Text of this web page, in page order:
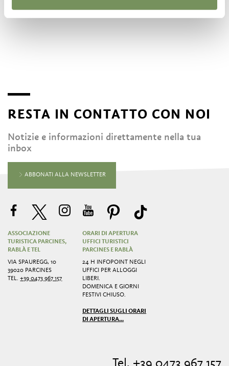
©OpenStreetMapcontributors
RESTA IN CONTATTO CON NOI
Notizie e informazioni direttamente nella tua
inbox
ABBONATI ALLA NEWSLETTER
ASSOCIAZIONE
TURISTICA PARCINES,
RABLÀ E TEL
VIA SPAUREGG, 10
39020 PARCINES
TEL.+39 0473 967 157
ORARI DI APERTURA
UFFICI TURISTICI
PARCINES E RABLÀ
24 H INFOPOINT NEGLI
UFFICI PER ALLOGGI
LIBERI.
DOMENICA E GIORNI
FESTIVI CHIUSO.
DETTAGLI SUGLI ORARI
DI APERTURA...